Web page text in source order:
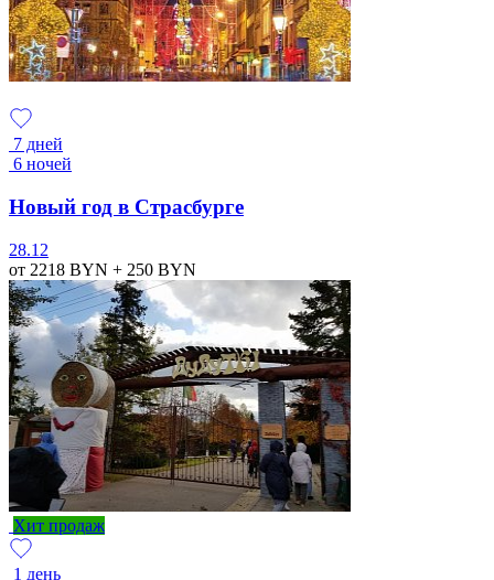
7 дней
6 ночей
Новый год в Страсбурге
28.12
от 2218 BYN + 250 BYN
Хит продаж
1 день